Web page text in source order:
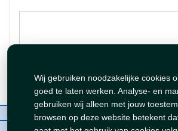
Wij gebruiken noodzakelijke cookies
goed te laten werken. Analyse- en
gebruiken wij alleen met jouw
browsen op deze website betekent
Beoordeling plaatsen
Over ons Beleid